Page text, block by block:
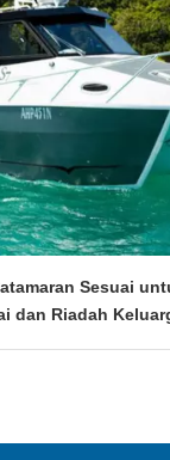
Sesuai
dan Riadah